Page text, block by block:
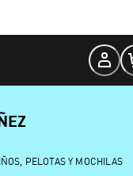
PELOTAS Y MOCHILAS